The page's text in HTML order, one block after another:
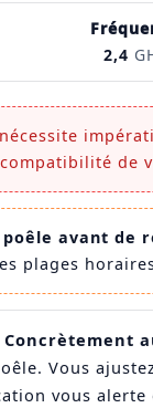
2,4
de
avant de
plages
Concrètement
Vous
vous